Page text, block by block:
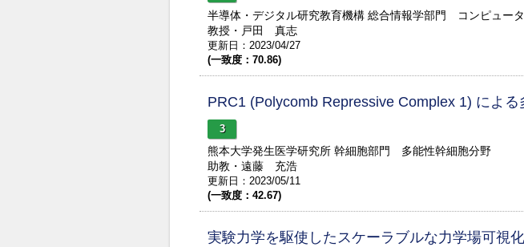
半導体・デジタル研究教育機構 総合情報学部門 コンピュー
教授・戸田 真志
更新日：2023/04/27
(一致度：70.86)
PRC1 (Polycomb Repressive Complex 1) によ
3
熊本大学発生医学研究所 幹細胞部門 多能性幹細胞分野
助教・遠藤 充浩
更新日：2023/05/11
(一致度：42.67)
実験力学を駆使したスケーラブルな力学場可視